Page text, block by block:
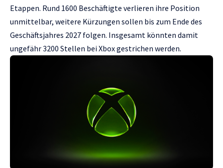
Etappen. Rund 1600 Beschäftigte verlieren ihre Position
unmittelbar, weitere Kürzungen sollen bis zum Ende des
Geschäftsjahres 2027 folgen. Insgesamt könnten damit
ungefähr 3200 Stellen bei Xbox gestrichen werden.